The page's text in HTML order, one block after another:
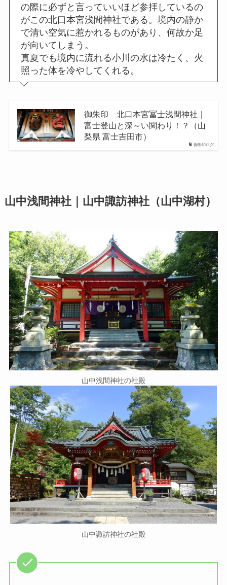
の際に必ずと言っていいほど参拝しているの
がこの北口本宮浅間神社である。境内の静か
で清い空気に惹かれるものがあり、何故か足
が向いてしまう。
真夏でも境内に流れる小川の水は冷たく、火
照った体を冷やしてくれる。
御朱印ログ
御朱印 北口本宮冨士浅間神社｜
富士登山と深～い関わり！？（山
梨県 富士吉田市）
山中浅間神社｜山中諏訪神社（山中湖村）
山中浅間神社の社殿
山中諏訪神社の社殿